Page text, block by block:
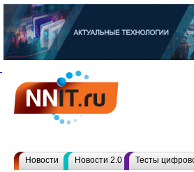
Новости Новости 2.0 Тесты